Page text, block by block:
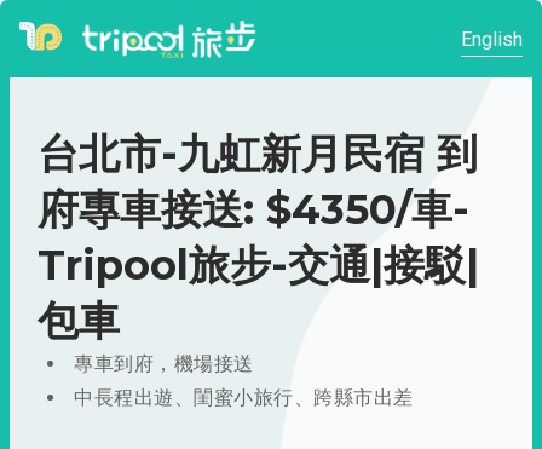
English
台北市-九虹新月民宿 到
府專車接送: $4350/車-
Tripool旅步-交通|接駁|
包車
專車到府，機場接送
中長程出遊、閨蜜小旅行、跨縣市出差